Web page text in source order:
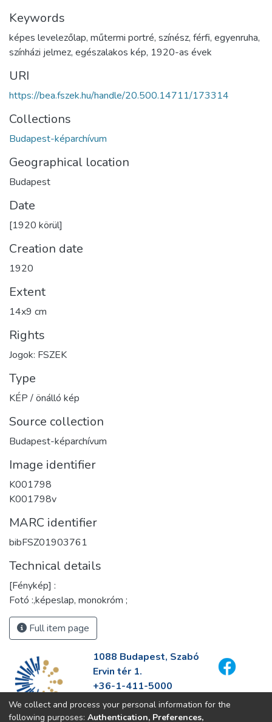
Keywords
képes levelezőlap, műtermi portré, színész, férfi, egyenruha,
színházi jelmez, egészalakos kép, 1920-as évek
URI
https://bea.fszek.hu/handle/20.500.14711/173314
Collections
Budapest-képarchívum
Geographical location
Budapest
Date
[1920 körül]
Creation date
1920
Extent
14x9 cm
Rights
Jogok: FSZEK
Type
KÉP / önálló kép
Source collection
Budapest-képarchívum
Image identifier
K001798
K001798v
MARC identifier
bibFSZ01903761
Technical details
[Fénykép] :
Fotó :,képeslap, monokróm ;
Full item page
1088 Budapest, Szabó
Ervin tér 1.
+36-1-411-5000
info@fszek.hu
https://fszek.hu
We collect and process your personal information for the
following purposes: Authentication, Preferences,